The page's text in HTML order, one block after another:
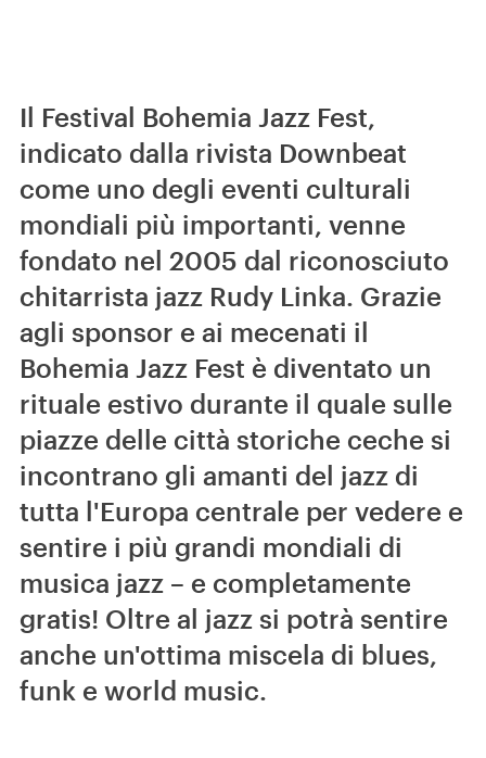
Il Festival Bohemia Jazz Fest,
indicato dalla rivista Downbeat
come uno degli eventi culturali
mondiali più importanti, venne
fondato nel 2005 dal riconosciuto
chitarrista jazz Rudy Linka. Grazie
agli sponsor e ai mecenati il
Bohemia Jazz Fest è diventato un
rituale estivo durante il quale sulle
piazze delle città storiche ceche si
incontrano gli amanti del jazz di
tutta l'Europa centrale per vedere e
sentire i più grandi mondiali di
musica jazz – e completamente
gratis! Oltre al jazz si potrà sentire
anche un'ottima miscela di blues,
funk e world music.